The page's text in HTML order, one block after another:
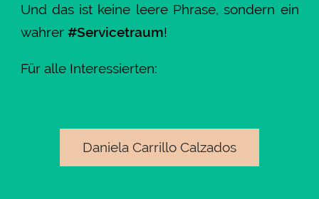
Und das ist keine leere Phrase, sondern ein
wahrer #Servicetraum!
Für alle Interessierten:
Daniela Carrillo Calzados